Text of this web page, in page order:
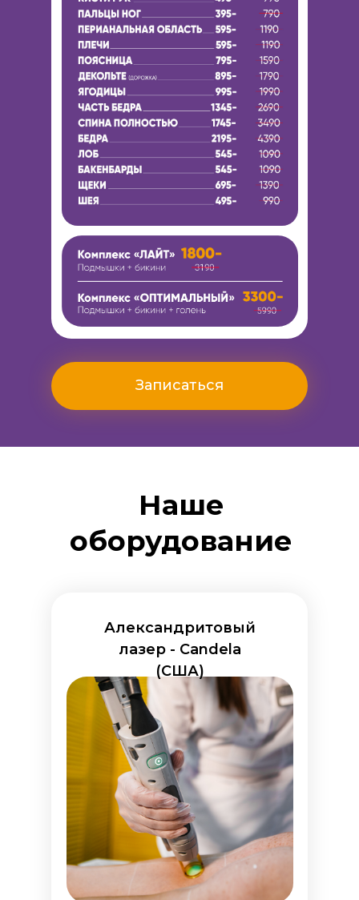
Записаться
Наше
оборудование
Александритовый
лазер - Candela
(США)